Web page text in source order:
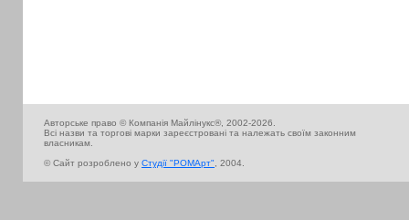
Авторське право © Компанія Майлінукс®, 2002-2026.
Всі назви та торгові марки зареєстровані та належать своїм законним
власникам.
© Сайт розроблено у Cтудії "РОМАрт" , 2004.